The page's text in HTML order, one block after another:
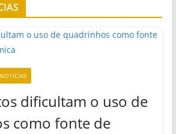
dificultam o uso de
como fonte de